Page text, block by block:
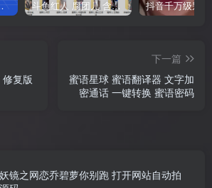
500M 含私拍 斗鱼红人 腐团儿 含付费 大尺写真 32套
复版
下一篇
蜜语星球 蜜语翻译器 文字加
密通话 一键转换 蜜语密码
镜之网恋乔碧萝你别跑 打开网站自动拍